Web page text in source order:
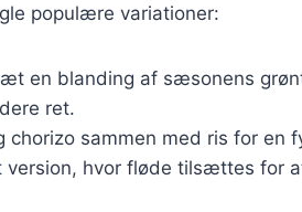
populære variationer:
en blanding af sæsonens
ret.
chorizo sammen med ris for
version, hvor fløde tilsættes for